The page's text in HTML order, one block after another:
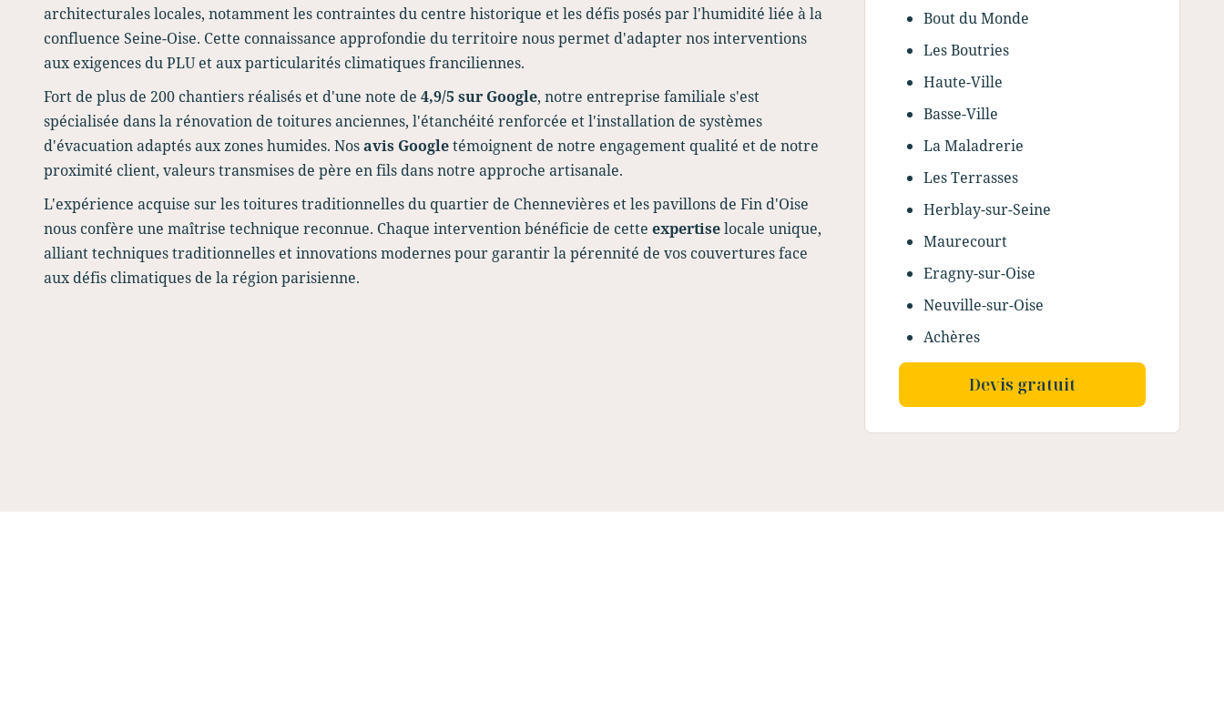
architecturales locales, notamment les contraintes du centre historique et les défis posés par l'humidité liée à la
confluence Seine-Oise. Cette connaissance approfondie du territoire nous permet d'adapter nos interventions
aux exigences du PLU et aux particularités climatiques franciliennes.
Fort de plus de 200 chantiers réalisés et d'une note de 4,9/5 sur Google, notre entreprise familiale s'est
spécialisée dans la rénovation de toitures anciennes, l'étanchéité renforcée et l'installation de systèmes
d'évacuation adaptés aux zones humides. Nosavis Googletémoignent de notre engagement qualité et de notre
proximité client, valeurs transmises de père en fils dans notre approche artisanale.
L'expérience acquise sur les toitures traditionnelles du quartier de Chennevières et les pavillons de Fin d'Oise
nous confère une maîtrise technique reconnue. Chaque intervention bénéficie de cette expertiselocale unique,
alliant techniques traditionnelles et innovations modernes pour garantir la pérennité de vos couvertures face
aux défis climatiques de la région parisienne.
Bout du Monde
Les Boutries
Haute-Ville
Basse-Ville
La Maladrerie
Les Terrasses
Herblay-sur-Seine
Maurecourt
Eragny-sur-Oise
Neuville-sur-Oise
Achères
Devis gratuit